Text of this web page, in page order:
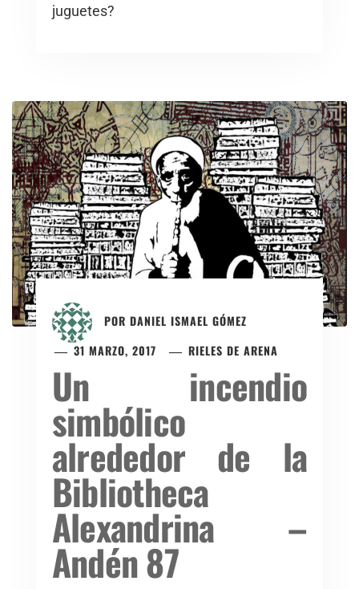
juguetes?
POR DANIEL ISMAEL GÓMEZ
31 MARZO, 2017
RIELES DE ARENA
Un incendio
simbólico
alrededor de la
Bibliotheca
Alexandrina –
Andén 87